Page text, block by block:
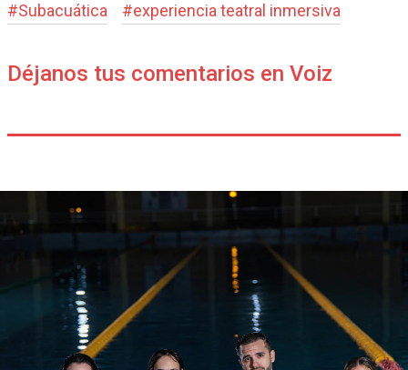
#Subacuática #experiencia teatral inmersiva
Déjanos tus comentarios en Voiz